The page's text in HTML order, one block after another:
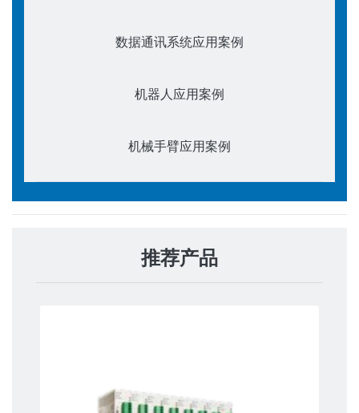
数据通讯系统应用案例
机器人应用案例
机械手臂应用案例
推荐产品